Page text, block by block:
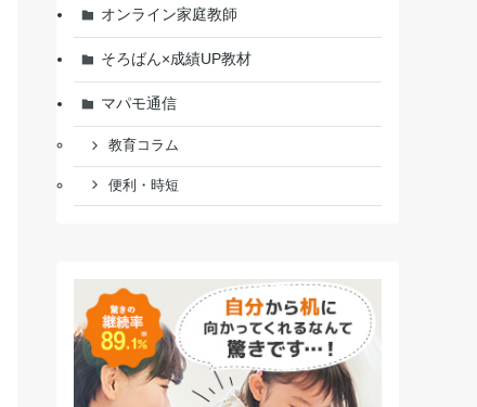
オンライン家庭教師
そろばん×成績UP教材
マパモ通信
教育コラム
便利・時短